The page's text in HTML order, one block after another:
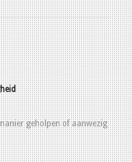
geholpen of aanwezig